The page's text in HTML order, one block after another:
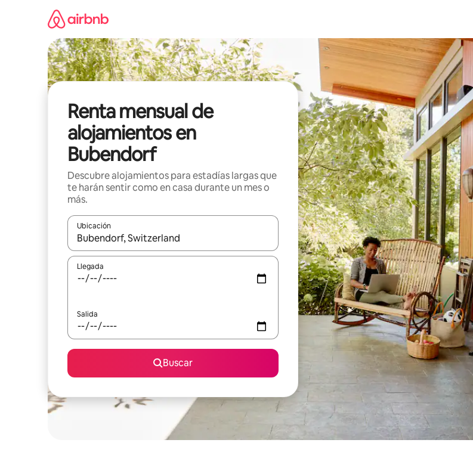
Renta mensual de
alojamientos en
Bubendorf
Descubre alojamientos para estadías largas que
te harán sentir como en casa durante un mes o
más.
Ubicación
Cuando los resultados estén disponibles, navega con las teclas de flecha hacia arriba y hacia abajo o
Llegada
Salida
Buscar